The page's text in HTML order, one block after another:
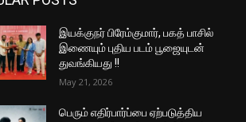
இயக்குநர் பிரேம்குமார், பகத் பாசில்
இணையும் புதிய படம் பூஜையுடன்
துவங்கியது !!
May 21, 2026
பெரும் எதிர்பார்ப்பை ஏற்படுத்திய